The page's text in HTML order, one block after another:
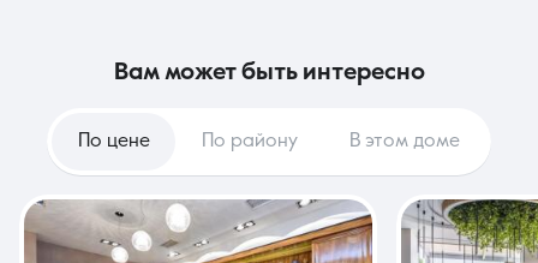
вам может быть интересно
По цене По району В этом доме